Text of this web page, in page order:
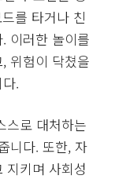
를 타거나 친
이러한 놀이를
위험이 닥쳤을
.
스로 대처하는
니다. 또한, 자
지키며 사회성